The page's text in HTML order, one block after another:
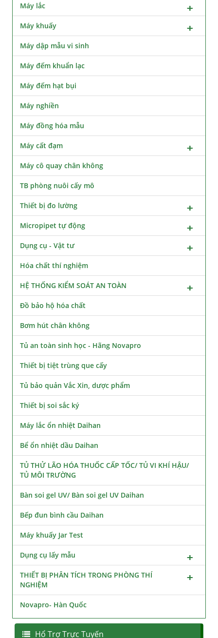
Máy lắc
Máy khuấy
Máy dập mẫu vi sinh
Máy đếm khuẩn lạc
Máy đếm hạt bụi
Máy nghiền
Máy đồng hóa mẫu
Máy cất đạm
Máy cô quay chân không
TB phòng nuôi cấy mô
Thiết bị đo lường
Micropipet tự động
Dụng cụ - Vật tư
Hóa chất thí nghiệm
HỆ THỐNG KIỂM SOÁT AN TOÀN
Đồ bảo hộ hóa chất
Bơm hút chân không
Tủ an toàn sinh học - Hãng Novapro
Thiết bị tiệt trùng que cấy
Tủ bảo quản Vắc Xin, dược phẩm
Thiết bị soi sắc ký
Máy lắc ổn nhiệt Daihan
Bể ổn nhiệt dầu Daihan
TỦ THỬ LÃO HÓA THUỐC CẤP TỐC/ TỦ VI KHÍ HẬU/
TỦ MÔI TRƯỜNG
Bàn soi gel UV/ Bàn soi gel UV Daihan
Bếp đun bình cầu Daihan
Máy khuấy Jar Test
Dụng cụ lấy mẫu
THIẾT BỊ PHÂN TÍCH TRONG PHÒNG THÍ
NGHIỆM
Novapro- Hàn Quốc
Hổ Trợ Trực Tuyến